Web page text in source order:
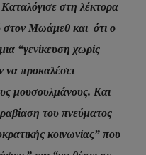
στη λέκτορα
στον Μωάμεθ και ότι ο
“γενίκευση χωρίς
να προκαλέσει
μουσουλμάνους. Και
του πνεύματος
κοινωνίας” που